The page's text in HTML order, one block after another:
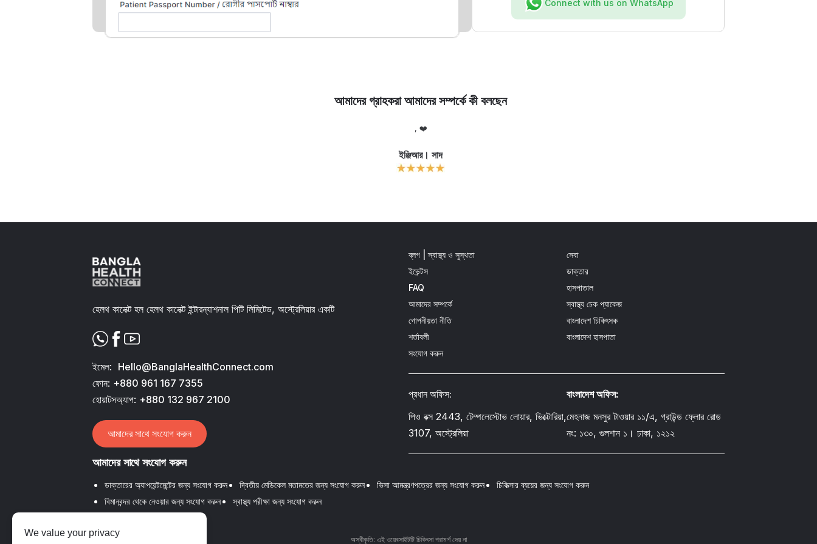
Connect with us on WhatsApp
আমাদের গ্রাহকরা আমাদের সম্পর্কে কী বলছেন
, ❤️
ইঞ্জিআর। সাদ
হেলথ কানেক্ট হল হেলথ কানেক্ট ইন্টারন্যাশনাল পিটি লিমিটেড, অস্ট্রেলিয়ার একটি
ইমেল: Hello@BanglaHealthConnect.com
ফোন: +880 961 167 7355
হোয়াটসঅ্যাপ: +880 132 967 2100
আমাদের সাথে সংযোগ করুন
ব্লগ | স্বাস্থ্য ও সুস্থতা
ইভেন্টস
FAQ
আমাদের সম্পর্কে
গোপনীয়তা নীতি
শর্তাবলী
সংযোগ করুন
সেবা
ডাক্তার
হাসপাতাল
স্বাস্থ্য চেক প্যাকেজ
বাংলাদেশ চিকিৎসক
বাংলাদেশ হাসপাতা
প্রধান অফিস:
পিও বক্স 2443, টেম্পলেস্টোভ লোয়ার, ভিক্টোরিয়া,
3107, অস্ট্রেলিয়া
বাংলাদেশ অফিস:
মেহনাজ মনসুর টাওয়ার ১১/এ, গ্রাউন্ড ফ্লোর রোড
নং: ১৩০, গুলশান ১। ঢাকা, ১২১২
আমাদের সাথে সংযোগ করুন
ডাক্তারের অ্যাপয়েন্টমেন্টের জন্য সংযোগ করুন দ্বিতীয় মেডিকেল মতামতের জন্য সংযোগ করুন ভিসা আমন্ত্রণপত্রের জন্য সংযোগ করুন
চিকিত্সার ব্যয়ের জন্য সংযোগ করুন
বিমানবন্দর থেকে নেওয়ার জন্য সংযোগ করুন
স্বাস্থ্য পরীক্ষা জন্য সংযোগ করুন
অস্বীকৃতি: এই ওয়েবসাইটটি চিকিৎসা পরামর্শ দেয় না
We value your privacy